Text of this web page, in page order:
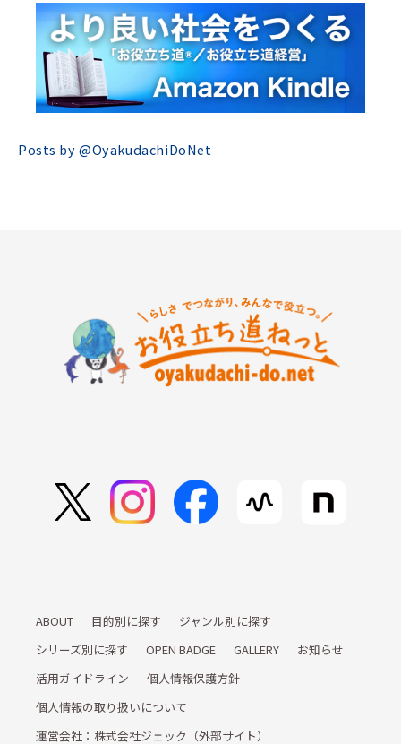
Posts by @OyakudachiDoNet
ABOUT 目的別に探す
ジャンル別に探す
シリーズ別に探す
OPEN BADGE GALLERY
お知らせ
活用ガイドライン
個人情報保護方針
個人情報の取り扱いについて
運営会社：株式会社ジェック（外部サイト）